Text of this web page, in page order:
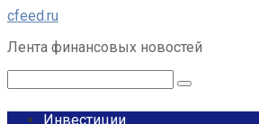
Перейти
контенту
cfeed.ru
Лента финансовых новостей
Инвестиции